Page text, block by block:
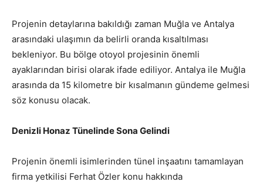
Projenin detaylarına bakıldığı zaman Muğla ve Antalya
arasındaki ulaşımın da belirli oranda kısaltılması
bekleniyor. Bu bölge otoyol projesinin önemli
ayaklarından birisi olarak ifade ediliyor. Antalya ile Muğla
arasında da 15 kilometre bir kısalmanın gündeme gelmesi
söz konusu olacak.
Denizli Honaz Tünelinde Sona Gelindi
Projenin önemli isimlerinden tünel inşaatını tamamlayan
firma yetkilisi Ferhat Özler konu hakkında